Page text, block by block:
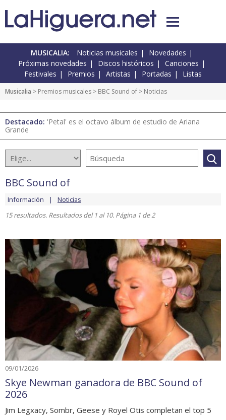
MUSICALIA: Noticias musicales
Novedades
Próximas novedades
Discos históricos
Canciones
Festivales
Premios Artistas Portadas Listas
Musicalia > Premios musicales > BBC Sound of > Noticias
Destacado: 'Petal' es el octavo álbum de estudio de Ariana
Grande
BBC Sound of
Información
Noticias
15 resultados. Resultados del 1 al 10. Página 1 de 2
09/01/2026
Skye Newman ganadora de BBC Sound of
2026
Jim Legxacy, Sombr, Geese y Royel Otis completan el top 5